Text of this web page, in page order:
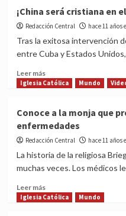
agosto
uso
de
la
píldora
abortiva
RU-
486
¡China será cristiana en
Redacción Central hace 11 años
Tras la exitosa intervención
entre Cuba y Estados
Leer másRead
more
será
cristiana
en
el
2050!
Iglesia Católica Mundo
Conoce a la monja que
enfermedades
Redacción Central hace 11 años
La historia de la religiosa
muchas veces. Los médicos
Leer másRead
more
Iglesia Católica Mundo